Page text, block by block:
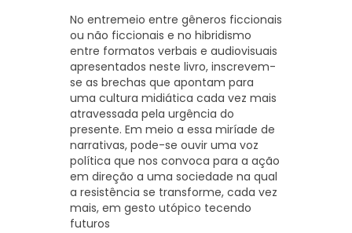
No entremeio entre gêneros ficcionais
ou não ficcionais e no hibridismo
entre formatos verbais e audiovisuais
apresentados neste livro, inscrevem-
se as brechas que apontam para
uma cultura midiática cada vez mais
atravessada pela urgência do
presente. Em meio a essa miríade de
narrativas, pode-se ouvir uma voz
política que nos convoca para a ação
em direção a uma sociedade na qual
a resistência se transforme, cada vez
mais, em gesto utópico tecendo
futuros